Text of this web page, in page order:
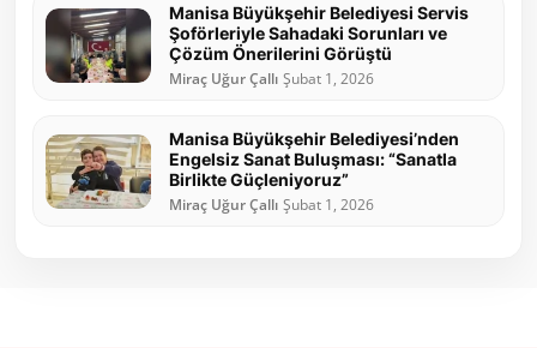
Manisa Büyükşehir Belediyesi Servis
Şoförleriyle Sahadaki Sorunları ve
Çözüm Önerilerini Görüştü
Miraç Uğur Çallı Şubat 1, 2026
Manisa Büyükşehir Belediyesi’nden
Engelsiz Sanat Buluşması: “Sanatla
Birlikte Güçleniyoruz”
Miraç Uğur Çallı Şubat 1, 2026